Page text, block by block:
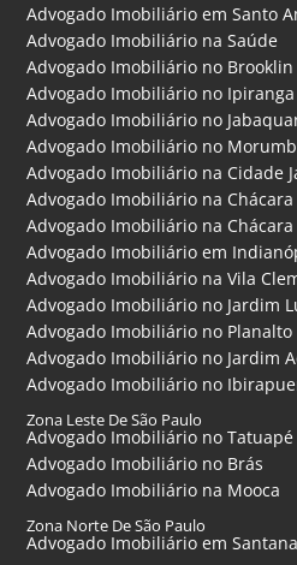
Advogado Imobiliário em Santo
Advogado Imobiliário na Saúde
Advogado Imobiliário no Brooklin
Advogado Imobiliário no Ipiranga
Advogado Imobiliário no
Advogado Imobiliário no
Advogado Imobiliário na Cidade
Advogado Imobiliário na Chácara
Advogado Imobiliário na
Advogado Imobiliário em
Advogado Imobiliário na Vila
Advogado Imobiliário no Jardim
Advogado Imobiliário no Planalto
Advogado Imobiliário no Jardim
Advogado Imobiliário no
Zona Leste De São Paulo
Advogado Imobiliário no Tatuapé
Advogado Imobiliário no Brás
Advogado Imobiliário na Mooca
Zona Norte De São Paulo
Advogado Imobiliário em Santana